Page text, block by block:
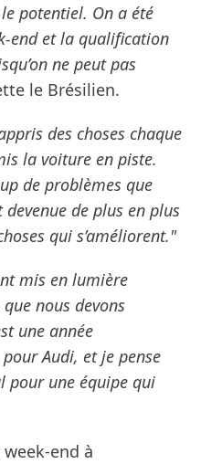
potentiel. On a été
end et la qualification
ne peut pas
le Brésilien.
des choses chaque
la voiture en piste.
de problèmes que
de plus en plus
qui s’améliorent."
mis en lumière
nous devons
une année
Audi, et je pense
pour une équipe qui
end à